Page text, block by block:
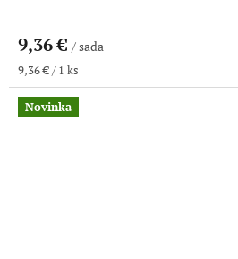
9,36 € / sada
Jednotková
cena:
9,36 € / 1 ks
Novinka